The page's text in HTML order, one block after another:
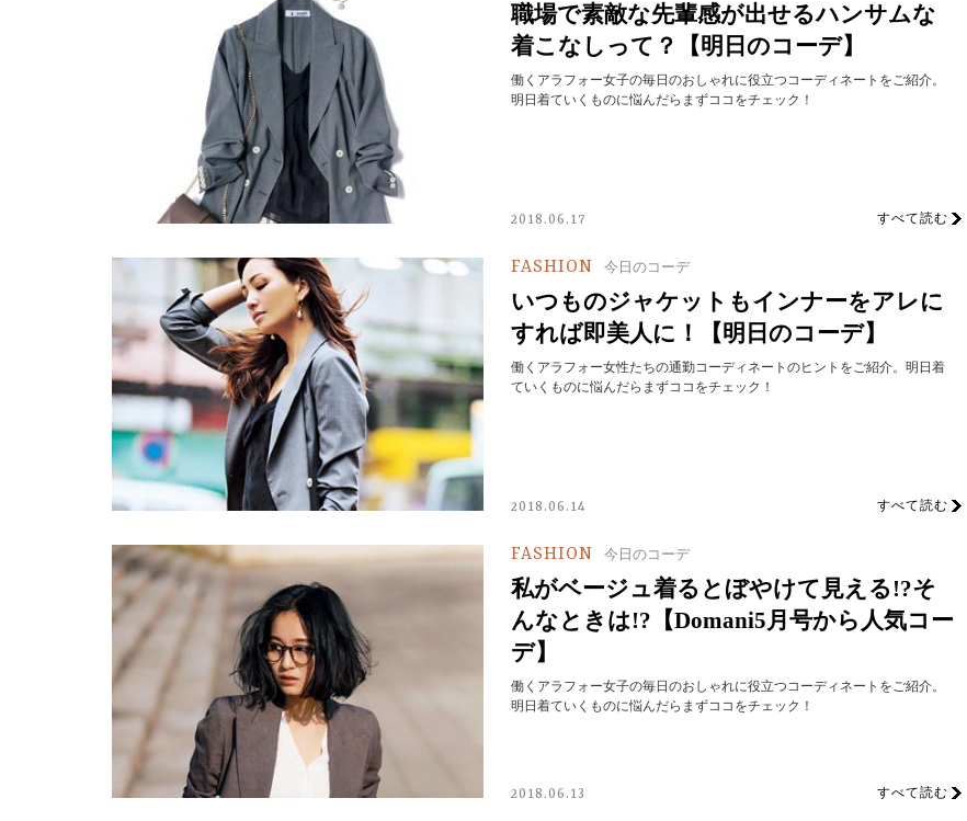
職場で素敵な先輩感が出せるハンサムな
着こなしって？【明日のコーデ】
働くアラフォー女子の毎日のおしゃれに役立つコーディネートをご紹介。
明日着ていくものに悩んだらまずココをチェック！
2018.06.17 すべて読む
FASHION 今日のコーデ
いつものジャケットもインナーをアレに
すれば即美人に！【明日のコーデ】
働くアラフォー女性たちの通勤コーディネートのヒントをご紹介。明日着
ていくものに悩んだらまずココをチェック！
2018.06.14 すべて読む
FASHION 今日のコーデ
私がベージュ着るとぼやけて見える!?そ
んなときは!?【Domani5月号から人気コー
デ】
働くアラフォー女子の毎日のおしゃれに役立つコーディネートをご紹介。
明日着ていくものに悩んだらまずココをチェック！
2018.06.13 すべて読む